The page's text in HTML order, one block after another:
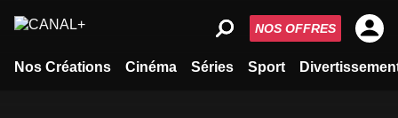
Nos Créations Cinéma Séries Sport
NOS OFFRES